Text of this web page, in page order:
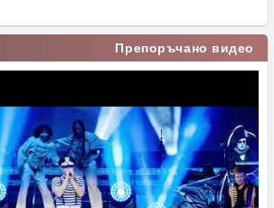
Препоръчано видео